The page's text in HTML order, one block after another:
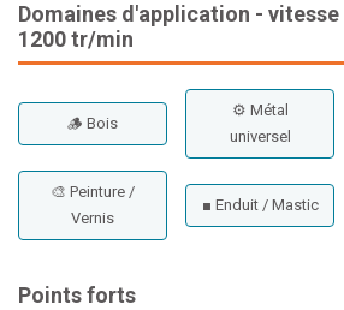
Domaines d'application -
1200 tr/min
🪵 Bois
⚙ Métal
universel
🎨 Peinture /
Vernis
■ Enduit / Mastic
Points forts